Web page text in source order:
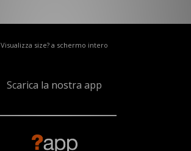
Visualizza size? a schermo intero
Scarica la nostra app